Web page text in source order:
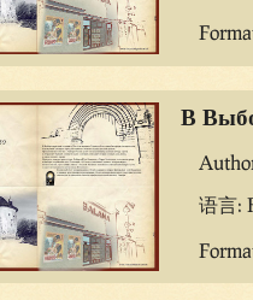
В
语言: